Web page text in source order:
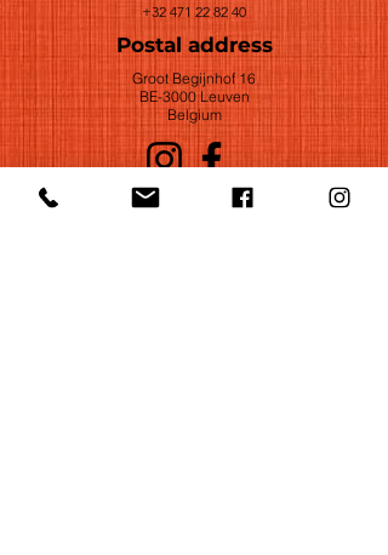
+32 471 22 82 40
Postal address
Groot Begijnhof 16
BE-3000 Leuven
Belgium
©2022 by Huelgas Ensemble